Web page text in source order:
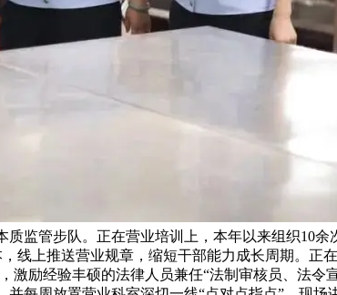
监管步队。正在营业培训上，本年以来组织10
线上推送营业规章，缩短干部能力成长周期。
激励经验丰硕的法律人员兼任“法制审核员、法